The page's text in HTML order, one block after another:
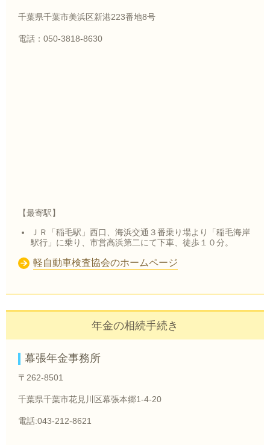
千葉県千葉市美浜区新港223番地8号
電話：050-3818-8630
【最寄駅】
ＪＲ「稲毛駅」西口、海浜交通３番乗り場より「稲毛海岸
駅行」に乗り、市営高浜第二にて下車、徒歩１０分。
軽自動車検査協会のホームページ
年金の相続手続き
幕張年金事務所
〒262-8501
千葉県千葉市花見川区幕張本郷1-4-20
電話:043-212-8621